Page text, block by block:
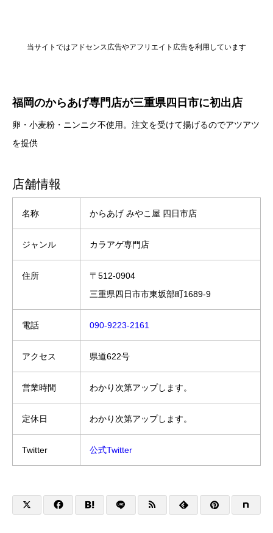
当サイトではアドセンス広告やアフリエイト広告を利用しています
福岡のからあげ専門店が三重県四日市に初出店
卵・小麦粉・ニンニク不使用。注文を受けて揚げるのでアツアツ
を提供
店舗情報
名称 からあげ みやこ屋 四日市店
ジャンル カラアゲ専門店
住所
〒512-0904
三重県四日市市東坂部町1689-9
電話 090-9223-2161
アクセス 県道622号
営業時間 わかり次第アップします。
定休日 わかり次第アップします。
Twitter 公式Twitter